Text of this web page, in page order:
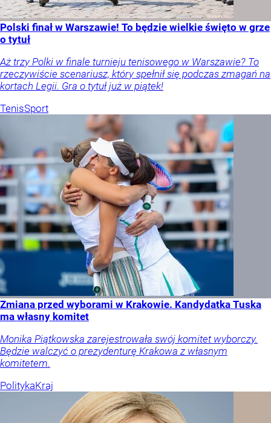
Polski finał w Warszawie! To będzie wielkie święto w grze
o tytuł
Aż trzy Polki w finale turnieju tenisowego w Warszawie? To
rzeczywiście scenariusz, który spełnił się podczas zmagań na
kortach Legii. Gra o tytuł już w piątek!
TenisSport
Zmiana przed wyborami w Krakowie. Kandydatka Tuska
ma własny komitet
Monika Piątkowska zarejestrowała swój komitet wyborczy.
Będzie walczyć o prezydenturę Krakowa z własnym
komitetem.
PolitykaKraj